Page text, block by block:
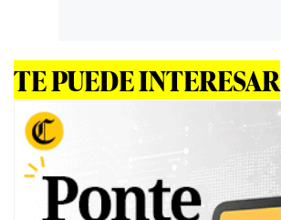
TE PUEDE INTERESAR